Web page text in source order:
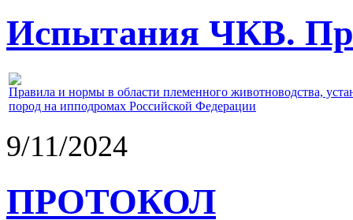
Испытания ЧКВ.
Правила и нормы в области племенного животноводства,
пород на ипподромах Российской Федерации
9/11/2024
ПРОТОКОЛ